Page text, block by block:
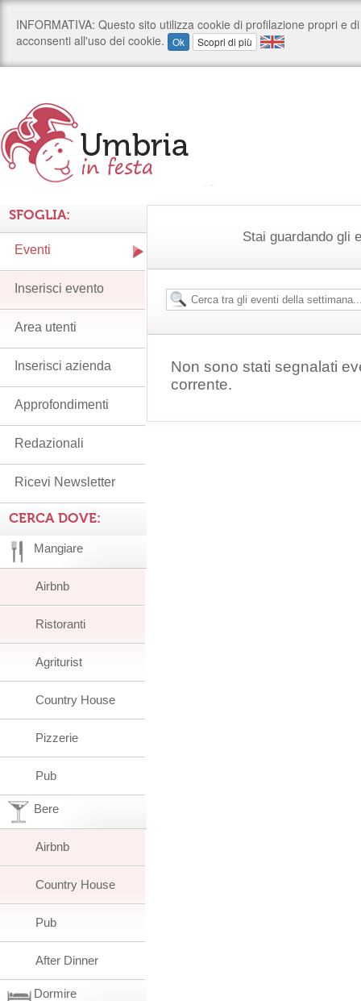
Stai guardando gli
Non sono stati segnalati
corrente.
SFOGLIA:
Eventi
Inserisci evento
Area utenti
Inserisci azienda
Approfondimenti
Redazionali
Ricevi Newsletter
CERCA DOVE:
Mangiare
Airbnb
Ristoranti
Agriturist
Country House
Pizzerie
Pub
Bere
Airbnb
Country House
Pub
After Dinner
Dormire